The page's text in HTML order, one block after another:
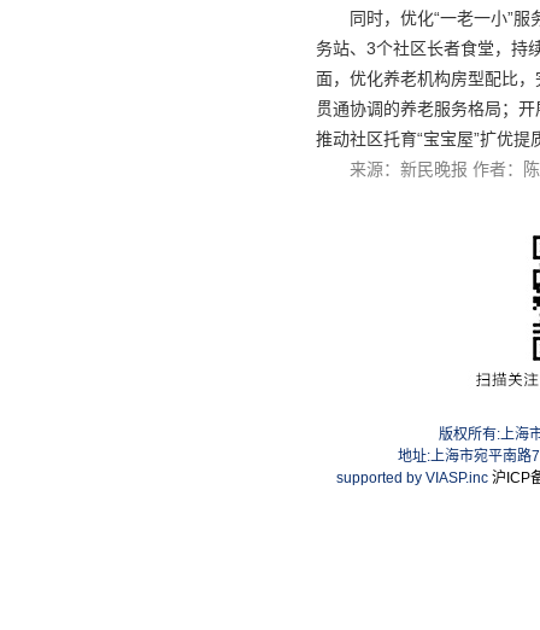
同时，优化“一老一小”
务站、3个社区长者食堂，持
面，优化养老机构房型配比
贯通协调的养老服务格局；
推动社区托育“宝宝屋”扩优
来源：新民晚报 作者：
版权所有:上海
地址:上海市宛平南
supported by VIASP.inc 沪ICP